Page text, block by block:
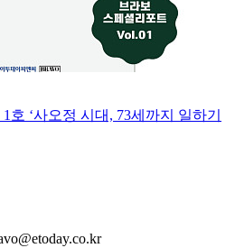
호 ‘사오정 시대, 73세까지 일하기